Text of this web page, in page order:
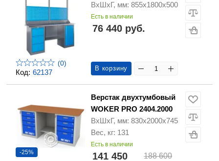
Код: 62137
(0)
ВхШхГ, мм: 855x1800x500
Есть в наличии
76 440 руб.
В корзину
-25%
Верстак двухтумбовый
WOKER PRO 2404.2000
ВхШхГ, мм: 830x2000x745
Вес, кг: 131
Есть в наличии
141 450
188 600